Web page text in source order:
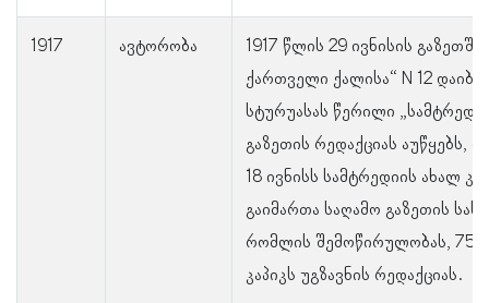
1917 ავტორობა
1917 წლის 29 ივნისის გაზეთში
ქართველი ქალისა“ N 12
სტურუასას წერილი
გაზეთის რედაქციას აუწყებს,
18 ივნისს სამტრედიის ახალ
გაიმართა საღამო გაზეთის
რომლის შემოწირულობას, 75
კაპიკს უგზავნის რედაქციას.